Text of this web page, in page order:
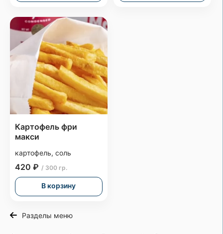
Картофель фри
макси
картофель, соль
420 ₽ / 300 гр.
В корзину
Разделы меню